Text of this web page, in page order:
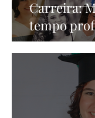
Carreira:
tempo